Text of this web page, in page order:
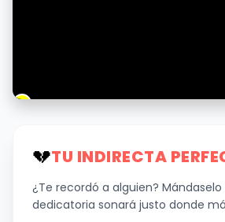
💔TU INDIRECTA
¿Te recordó a alguien? Mándaselo
dedicatoria sonará justo donde